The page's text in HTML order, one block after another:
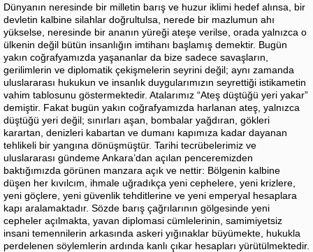
Dünyanın neresinde bir milletin barış ve huzur iklimi hedef alınsa, bir
devletin kalbine silahlar doğrultulsa, nerede bir mazlumun ahı
yükselse, neresinde bir ananın yüreği ateşe verilse, orada yalnızca o
ülkenin değil bütün insanlığın imtihanı başlamış demektir. Bugün
yakın coğrafyamızda yaşananlar da bize sadece savaşların,
gerilimlerin ve diplomatik çekişmelerin seyrini değil; aynı zamanda
uluslararası hukukun ve insanlık duygularımızın seyrettiği istikametin
vahim tablosunu göstermektedir. Atalarımız “Ateş düştüğü yeri yakar”
demiştir. Fakat bugün yakın coğrafyamızda harlanan ateş, yalnızca
düştüğü yeri değil; sınırları aşan, bombalar yağdıran, gökleri
karartan, denizleri kabartan ve dumanı kapımıza kadar dayanan
tehlikeli bir yangına dönüşmüştür. Tarihi tecrübelerimiz ve
uluslararası gündeme Ankara’dan açılan penceremizden
baktığımızda görünen manzara açık ve nettir: Bölgenin kalbine
düşen her kıvılcım, ihmale uğradıkça yeni cephelere, yeni krizlere,
yeni göçlere, yeni güvenlik tehditlerine ve yeni emperyal hesaplara
kapı aralamaktadır. Sözde barış çağrılarının gölgesinde yeni
cepheler açılmakta, yavan diplomasi cümlelerinin, samimiyetsiz
insani temennilerin arkasında askeri yığınaklar büyümekte, hukukla
perdelenen söylemlerin ardında kanlı çıkar hesapları yürütülmektedir.